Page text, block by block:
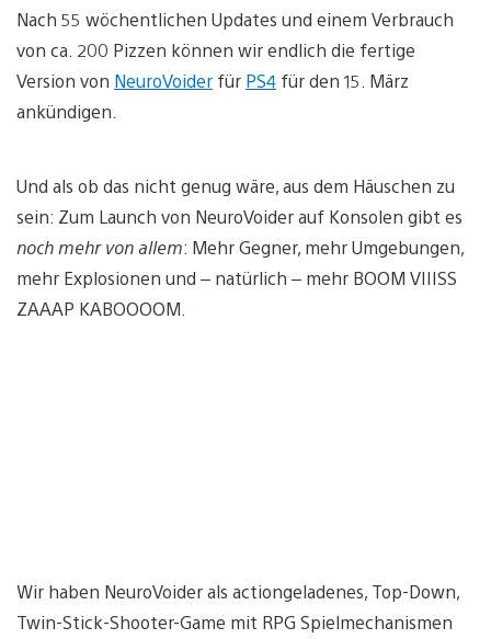
Nach 55 wöchentlichen Updates und einem Verbrauch
von ca. 200 Pizzen können wir endlich die fertige
Version von NeuroVoider für PS4 für den 15. März
ankündigen.
Und als ob das nicht genug wäre, aus dem Häuschen zu
sein: Zum Launch von NeuroVoider auf Konsolen gibt es
noch mehr von allem: Mehr Gegner, mehr Umgebungen,
mehr Explosionen und – natürlich – mehr BOOM VIIISS
ZAAAP KABOOOOM.
Wir haben NeuroVoider als actiongeladenes, Top-Down,
Twin-Stick-Shooter-Game mit RPG Spielmechanismen